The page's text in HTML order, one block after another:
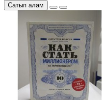
Сатып алам